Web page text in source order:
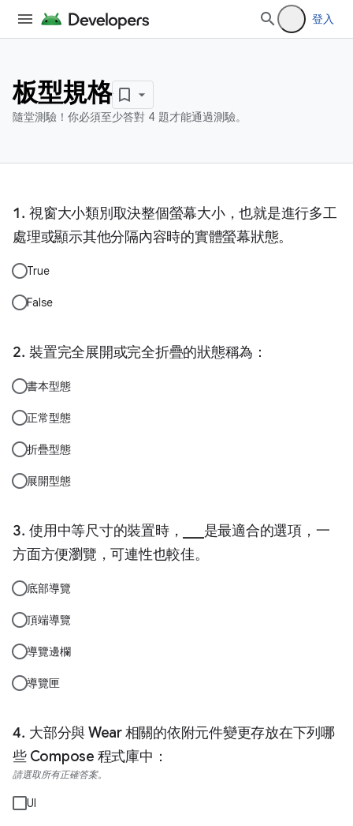
登入
板型規格
隨堂測驗！你必須至少答對 4 題才能通過測驗。
視窗大小類別取決整個螢幕大小，也就是進行多工
處理或顯示其他分隔內容時的實體螢幕狀態。
True
False
裝置完全展開或完全折疊的狀態稱為：
書本型態
正常型態
折疊型態
展開型態
使用中等尺寸的裝置時，___是最適合的選項，一
方面方便瀏覽，可連性也較佳。
底部導覽
頂端導覽
導覽邊欄
導覽匣
大部分與 Wear 相關的依附元件變更存放在下列哪
些 Compose 程式庫中：
請選取所有正確答案。
UI